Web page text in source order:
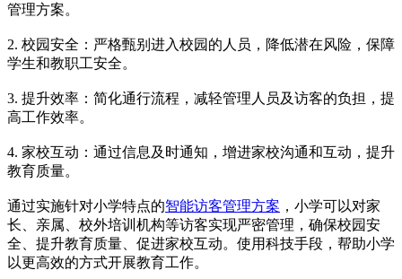
管理方案。
2. 校园安全：严格甄别进入校园的人员，降低潜在风险，保障
学生和教职工安全。
3. 提升效率：简化通行流程，减轻管理人员及访客的负担，提
高工作效率。
4. 家校互动：通过信息及时通知，增进家校沟通和互动，提升
教育质量。
通过实施针对小学特点的智能访客管理方案 ，小学可以对家
长、亲属、校外培训机构等访客实现严密管理，确保校园安
全、提升教育质量、促进家校互动。使用科技手段，帮助小学
以更高效的方式开展教育工作。